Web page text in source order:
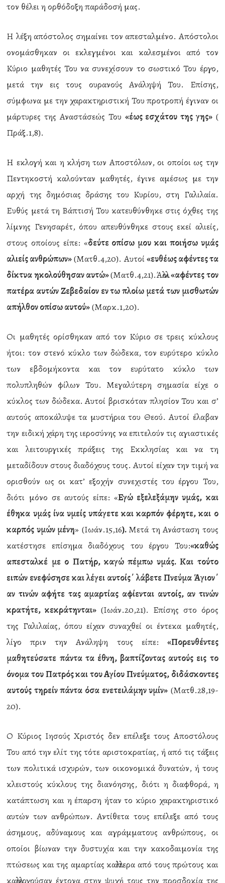
τον θέλει η ορθόδοξη παράδοσή μας.
Η λέξη απόστολος σημαίνει τον απεσταλμένο. Απόστολοι
ονομάσθηκαν οι εκλεγμένοι και καλεσμένοι από τον
Κύριο μαθητές Του να συνεχίσουν το σωστικό Του έργο,
μετά την εις τους ουρανούς Ανάληψή Του. Επίσης,
σύμφωνα με την χαρακτηριστική Του προτροπή έγιναν οι
μάρτυρες της Αναστάσεώς Του «έως εσχάτου της γης»(
Πράξ.1,8).
Η εκλογή και η κλήση των Αποστόλων, οι οποίοι ως την
Πεντηκοστή καλούνταν μαθητές, έγινε αμέσως με την
αρχή της δημόσιας δράσης του Κυρίου, στη Γαλιλαία.
Ευθύς μετά τη Βάπτισή Του κατευθύνθηκε στις όχθες της
λίμνης Γενησαρέτ, όπου απευθύνθηκε στους εκεί αλιείς,
στους οποίους είπε: «δεύτε οπίσω μου και ποιήσω υμάς
αλιείς ανθρώπων»(Ματθ.4,20). Αυτοί «ευθέως αφέντες τα
δίκτυα ηκολούθησαν αυτώ»(Ματθ.4,21).Άλλοι«αφέντες τον
πατέρα αυτών Ζεβεδαίον εν τω πλοίω μετά των μισθωτών
απήλθον οπίσω αυτού»(Μαρκ.1,20).
Οι μαθητές ορίσθηκαν από τον Κύριο σε τρεις κύκλους
ήτοι: τον στενό κύκλο των δώδεκα, τον ευρύτερο κύκλο
των εβδομήκοντα και τον ευρύτατο κύκλο των
πολυπληθών φίλων Του. Μεγαλύτερη σημασία είχε ο
κύκλος των δώδεκα. Αυτοί βρισκόταν πλησίον Του και σ’
αυτούς αποκάλυψε τα μυστήρια του Θεού. Αυτοί έλαβαν
την ειδική χάρη της ιεροσύνης να επιτελούν τις αγιαστικές
και λειτουργικές πράξεις της Εκκλησίας και να τη
μεταδίδουν στους διαδόχους τους. Αυτοί είχαν την τιμή να
ορισθούν ως οι κατ’ εξοχήν συνεχιστές του έργου Του,
διότι μόνο σε αυτούς είπε: «Εγώ εξελεξάμην υμάς, και
έθηκα υμάς ίνα υμείς υπάγετε και καρπόν φέρητε, και ο
καρπός υμών μένη» (Ιωάν.15,16). Μετά τη Ανάσταση τους
κατέστησε επίσημα διαδόχους του έργου Του:«καθώς
απεσταλκέ με ο Πατήρ, καγώ πέμπω υμάς. Και τούτο
ειπών ενεφύσησε και λέγει αυτοίς΄ λάβετε Πνεύμα Άγιον΄
αν τινών αφήτε τας αμαρτίας αφίενται αυτοίς, αν τινών
κρατήτε,κεκράτηνται» (Ιωάν.20,21). Επίσης στο όρος
της Γαλιλαίας, όπου είχαν συναχθεί οι έντεκα μαθητές,
λίγο πριν την Ανάληψη τους είπε: «Πορευθέντες
μαθητεύσατε πάντα τα έθνη, βαπτίζοντας αυτούς εις το
όνομα του Πατρός και του Αγίου Πνεύματος, διδάσκοντες
αυτούς τηρείν πάντα όσα ενετειλάμην υμίν» (Ματθ.28,19-
20).
Ο Κύριος Ιησούς Χριστός δεν επέλεξε τους Αποστόλους
Του από την ελίτ της τότε αριστοκρατίας, ή από τις τάξεις
των πολιτικά ισχυρών, των οικονομικά δυνατών, ή τους
κλειστούς κύκλους της διανόησης, διότι η διαφθορά, η
κατάπτωση και η έπαρση ήταν το κύριο χαρακτηριστικό
αυτών των ανθρώπων. Αντίθετα τους επέλεξε από τους
άσημους, αδύναμους και αγράμματους ανθρώπους, οι
οποίοι βίωναν την δυστυχία και την κακοδαιμονία της
πτώσεως και της αμαρτίας καλλίτερα από τους πρώτους και
καλλιεργούσαν έντονα στην ψυχή τους την προσδοκία της